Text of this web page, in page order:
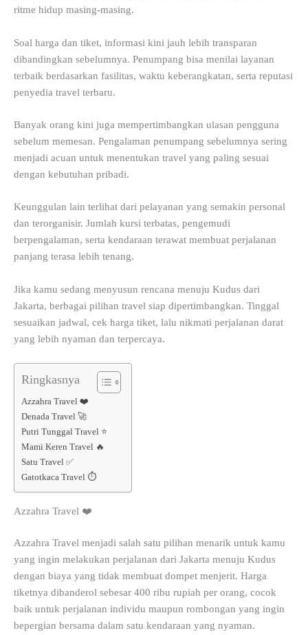
ritme hidup masing-masing.
Soal harga dan tiket, informasi kini jauh lebih transparan
dibandingkan sebelumnya. Penumpang bisa menilai layanan
terbaik berdasarkan fasilitas, waktu keberangkatan, serta reputasi
penyedia travel terbaru.
Banyak orang kini juga mempertimbangkan ulasan pengguna
sebelum memesan. Pengalaman penumpang sebelumnya sering
menjadi acuan untuk menentukan travel yang paling sesuai
dengan kebutuhan pribadi.
Keunggulan lain terlihat dari pelayanan yang semakin personal
dan terorganisir. Jumlah kursi terbatas, pengemudi
berpengalaman, serta kendaraan terawat membuat perjalanan
panjang terasa lebih tenang.
Jika kamu sedang menyusun rencana menuju Kudus dari
Jakarta, berbagai pilihan travel siap dipertimbangkan. Tinggal
sesuaikan jadwal, cek harga tiket, lalu nikmati perjalanan darat
yang lebih nyaman dan terpercaya.
Ringkasnya
Azzahra Travel ❤️
Denada Travel 🚀
Putri Tunggal Travel ⭐
Mami Keren Travel 🔥
Satu Travel ✅
Gatotkaca Travel ⏱️
Azzahra Travel ❤️
Azzahra Travel menjadi salah satu pilihan menarik untuk kamu
yang ingin melakukan perjalanan dari Jakarta menuju Kudus
dengan biaya yang tidak membuat dompet menjerit. Harga
tiketnya dibanderol sebesar 400 ribu rupiah per orang, cocok
baik untuk perjalanan individu maupun rombongan yang ingin
bepergian bersama dalam satu kendaraan yang nyaman.